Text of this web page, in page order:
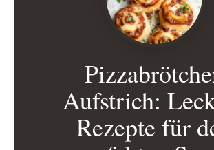
Aufstrich:
Rezepte für